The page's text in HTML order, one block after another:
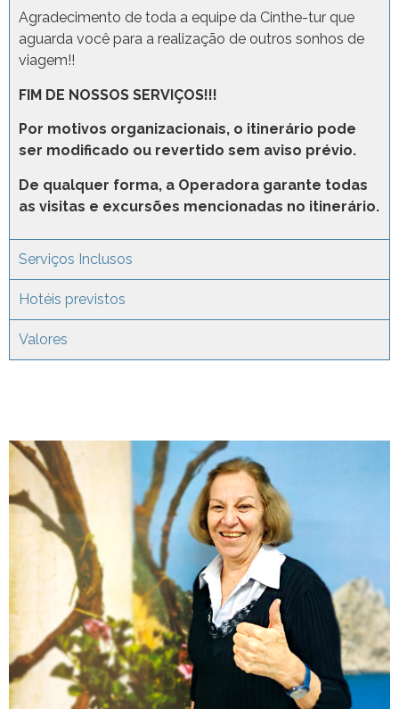
Agradecimento de toda a equipe da Cinthe-tur que
aguarda você para a realização de outros sonhos de
viagem!!
FIM DE NOSSOS SERVIÇOS!!!
Por motivos organizacionais, o itinerário pode
ser modificado ou revertido sem aviso prévio.
De qualquer forma, a Operadora garante todas
as visitas e excursões mencionadas no itinerário.
Serviços Inclusos
Hotéis previstos
Valores